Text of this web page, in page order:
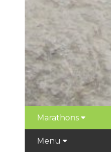
Marathons
Menu